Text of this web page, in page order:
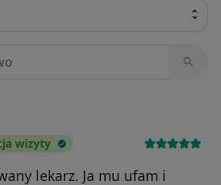
wizyty
lekarz. Ja mu ufam i